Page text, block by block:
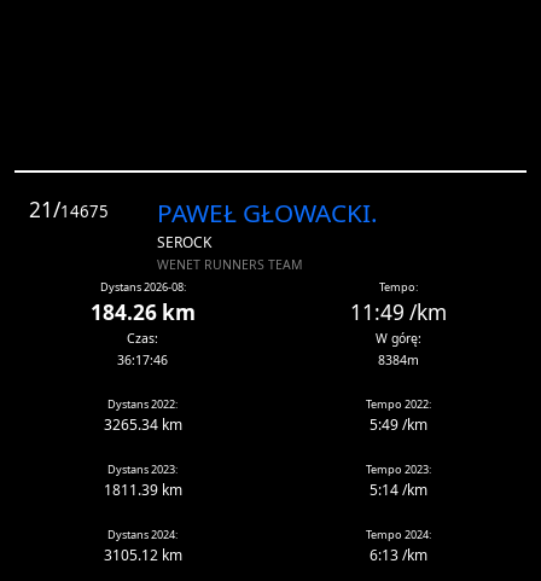
21/14675 PAWEŁ GŁOWACKI.
SEROCK
WENET RUNNERS TEAM
Dystans 2026-08:
184.26 km
Tempo:
11:49 /km
Czas:
36:17:46
W górę:
8384m
Dystans 2022:
3265.34 km
Tempo 2022:
5:49 /km
Dystans 2023:
1811.39 km
Tempo 2023:
5:14 /km
Dystans 2024:
3105.12 km
Tempo 2024:
6:13 /km